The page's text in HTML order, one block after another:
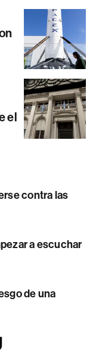
el
contra las
a escuchar
de una